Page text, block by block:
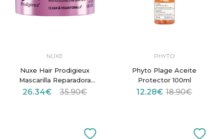
NUXE
Nuxe Hair Prodigieux
Mascarilla Reparadora
Intensiva 200ml
26.34€ 35.90€
PHYTO
Phyto Plage Aceite
Protector 100ml
12.28€ 18.90€